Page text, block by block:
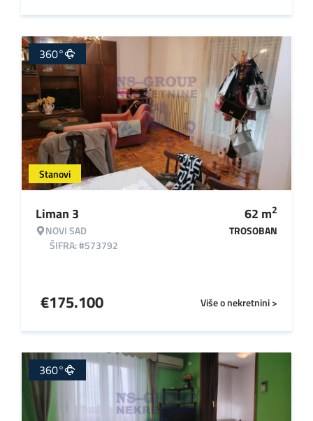
Stanovi
360°
Liman 3
NOVI SAD
ŠIFRA: #573792
62 m2
TROSOBAN
Više o nekretnini >
€175.100
360°